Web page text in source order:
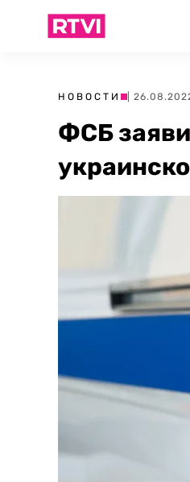
НОВОСТИ |
ФСБ